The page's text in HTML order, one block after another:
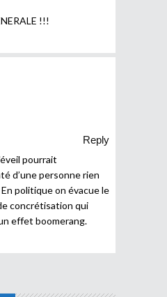
!!!
Reply
pourrait
d’une personne rien
politique on évacue le
concrétisation qui
effet boomerang.